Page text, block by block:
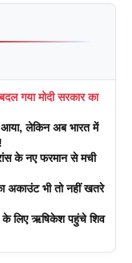
गया मोदी सरकार का
आया, लेकिन अब भारत में
के नए फरमान से मची
भी तो नहीं खतरे
के लिए ऋषिकेश पहुंचे शिव